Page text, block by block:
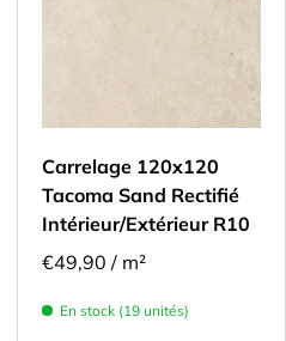
Carrelage 120x120
Tacoma Sand Rectifié
Intérieur/Extérieur R10
€49,90 / m²
En stock (19 unités)